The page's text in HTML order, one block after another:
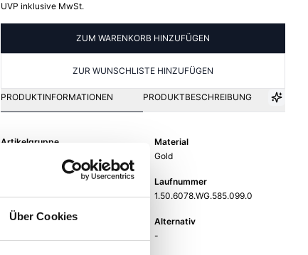
Über Cookies
UVP inklusive MwSt.
ZUM WARENKORB HINZUFÜGEN
ZUR WUNSCHLISTE HINZUFÜGEN
PRODUKTINFORMATIONEN PRODUKTBESCHREIBUNG
Artikelgruppe
Material
Gold
-
Laufnummer
1.50.6078.WG.585.099.0
EAN
Alternativ
-